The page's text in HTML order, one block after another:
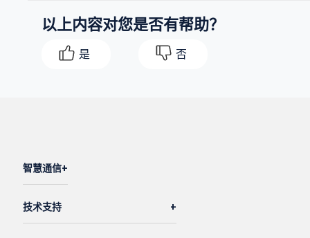
以上内容对您是否有帮助？
是 否
智慧通信
技术支持